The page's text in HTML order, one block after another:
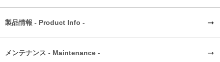
製品情報 - Product Info -
メンテナンス - Maintenance -